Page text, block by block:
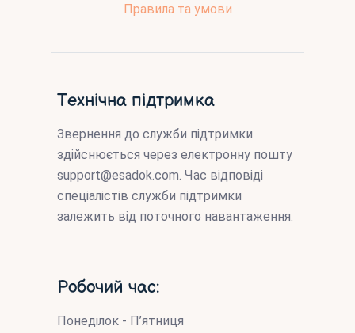
Правила та умови
Технічна підтримка
Звернення до служби підтримки
здійснюється через електронну пошту
support@esadok.com. Час відповіді
спеціалістів служби підтримки
залежить від поточного навантаження.
Робочий час:
Понеділок - П’ятниця